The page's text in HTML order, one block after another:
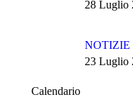
28 Luglio
NOTIZIE
23 Luglio
Calendario